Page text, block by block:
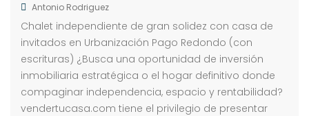
Antonio Rodriguez
Chalet independiente de gran solidez con casa de
invitados en Urbanización Pago Redondo (con
escrituras) ¿Busca una oportunidad de inversión
inmobiliaria estratégica o el hogar definitivo donde
compaginar independencia, espacio y rentabilidad?
vendertucasa.com tiene el privilegio de presentar